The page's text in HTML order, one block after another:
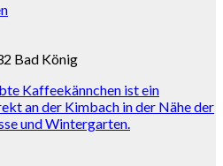
Bad König
Kaffeekännchen ist ein
an der Kimbach in der Nähe der
und Wintergarten.